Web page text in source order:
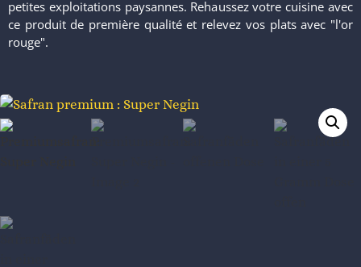
petites exploitations paysannes. Rehaussez votre cuisine avec
ce produit de première qualité et relevez vos plats avec "l'or
rouge".